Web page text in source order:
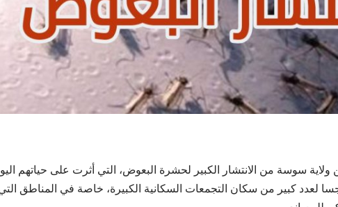
سوسة من الانتشار الكبير لحشرة البعوض، التي أثرت على حياتهم
لعدد كبير من سكان التجمعات السكانية الكبيرة، خاصة في المناطق